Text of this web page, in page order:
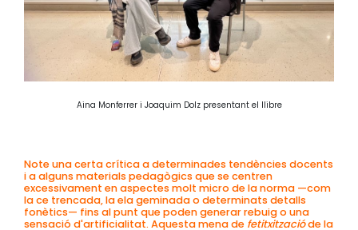
Aina Monferrer i Joaquim Dolz presentant el llibre
Note una certa crítica a determinades tendències docents
i a alguns materials pedagògics que se centren
excessivament en aspectes molt micro de la norma —com
la ce trencada, la ela geminada o determinats detalls
fonètics— fins al punt que poden generar rebuig o una
sensació d'artificialitat. Aquesta mena de fetitxitzacióde la